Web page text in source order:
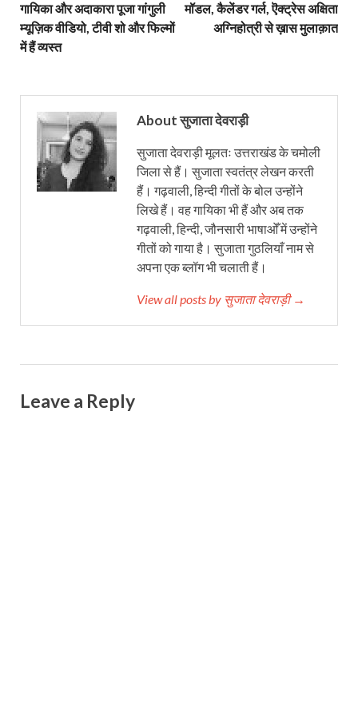
गायिका और अदाकारा पूजा गांगुली
म्यूज़िक वीडियो, टीवी शो और फिल्मों
में हैं व्यस्त
मॉडल, कैलेंडर गर्ल, ऎक्ट्रेस अक्षिता
अग्निहोत्री से ख़ास मुलाक़ात
About सुजाता देवराड़ी
सुजाता देवराड़ी मूलतः उत्तराखंड के चमोली
जिला से हैं। सुजाता स्वतंत्र लेखन करती
हैं। गढ़वाली, हिन्दी गीतों के बोल उन्होंने
लिखे हैं। वह गायिका भी हैं और अब तक
गढ़वाली, हिन्दी, जौनसारी भाषाओँ में उन्होंने
गीतों को गाया है। सुजाता गुठलियाँ नाम से
अपना एक ब्लॉग भी चलाती हैं।
View all posts by सुजाता देवराड़ी →
Leave a Reply